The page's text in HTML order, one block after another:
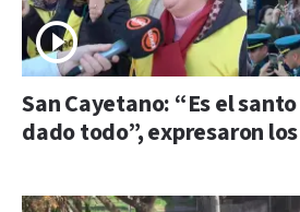
San Cayetano: “Es el
dado todo”, expresaron